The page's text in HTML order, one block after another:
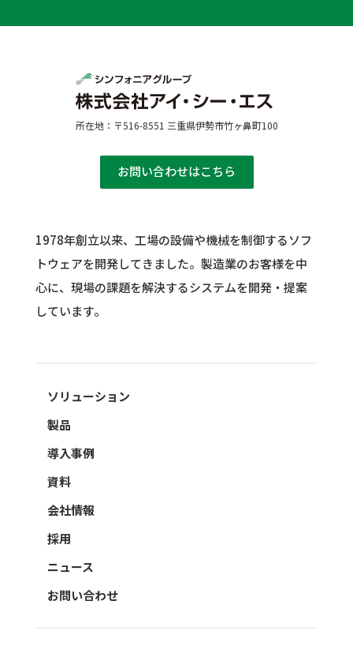
所在地：〒516-8551 三重県伊勢市竹ヶ鼻町100
お問い合わせはこちら
1978年創立以来、工場の設備や機械を制御するソフ
トウェアを開発してきました。 製造業のお客様を中
心に、現場の課題を解決するシステムを開発・提案
しています。
ソリューション
製品
導入事例
資料
会社情報
採用
ニュース
お問い合わせ